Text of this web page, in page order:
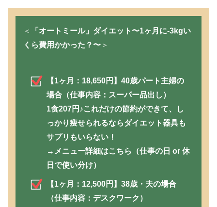
＜
「オートミール」ダイエット〜1ヶ月に-3kgい
くら費用かかった？〜 ＞
【1ヶ月：18,650円】40歳パート主婦の
場合（仕事内容：スーパー品出し）
1食207円♪これだけの節約ができて、し
っかり痩せられるならダイエット器具も
サプリもいらない！
→メニュー詳細はこちら（仕事の日 or 休
日で使い分け）
【1ヶ月：12,500円】38歳・夫の場合
（仕事内容：デスクワーク）